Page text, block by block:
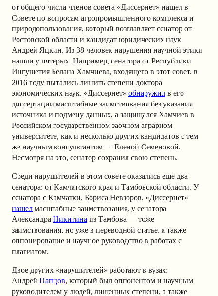
от общего числа членов совета «Диссернет» нашел в
Совете по вопросам агропромышленного комплекса и
природопользования, который возглавляет сенатор от
Ростовской области и кандидат юридических наук
Андрей Яцкин. Из 38 человек нарушения научной этики
нашли у пятерых. Например, сенатора от Республики
Ингушетия Белана Хамчиева, входящего в этот совет. в
2016 году пытались лишить степени доктора
экономических наук. «Диссернет» обнаружил в его
диссертации масштабные заимствования без указания
источника и подмену данных, а защищался Хамчиев в
Российском государственном заочном аграрном
университете, как и несколько других кандидатов с тем
же научным консультантом — Еленой Семеновой.
Несмотря на это, сенатор сохранил свою степень.
Среди нарушителей в этом совете оказались еще два
сенатора: от Камчатского края и Тамбовской области. У
сенатора с Камчатки, Бориса Невзоров, «Диссернет»
нашел масштабные заимствования, у сенатора
Александра Никитина из Тамбова — тоже
заимствования, но уже в переводной статье, а также
оппонирование и научное руководство в работах с
плагиатом.
Двое других «нарушителей» работают в вузах:
Андрей Папцов, который был оппонентом и научным
руководителем у людей, лишенных степени, а также